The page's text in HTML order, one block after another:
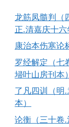
龙筋凤髓判（
正.清嘉庆十六
康治本伤寒论
罗经解定（七
埽叶山房刊本）
了凡四训（明
本）
论衡（三十卷